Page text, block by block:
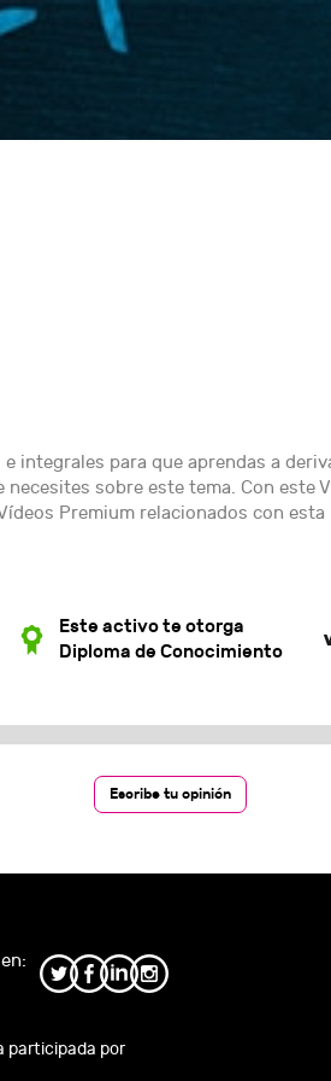
integrales para que aprendas a
sobre este tema. Con este
Premium relacionados con esta
Este activo te otorga
Diploma de Conocimiento
Escribe tu opinión
participada por